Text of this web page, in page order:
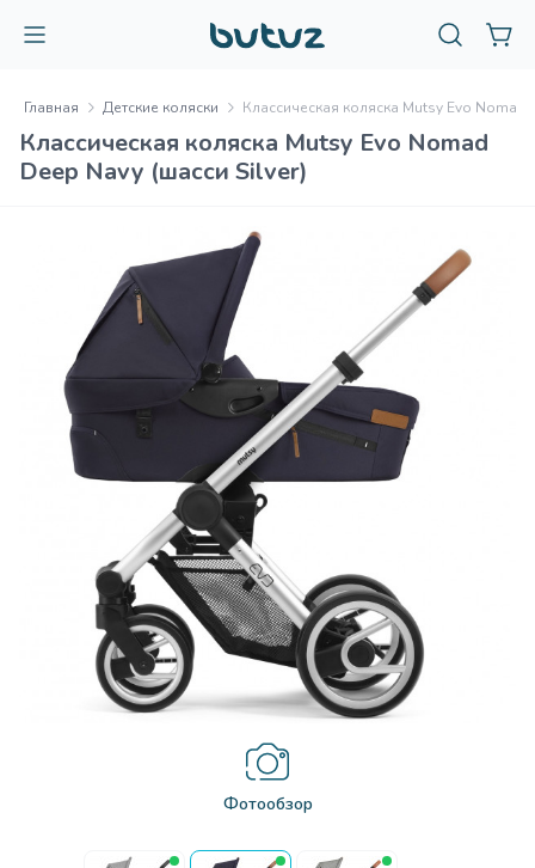
Главная Детские коляски Классическая коляска Mutsy Evo Nomad
Классическая коляска Mutsy Evo Nomad
Deep Navy (шасси Silver)
Фотообзор